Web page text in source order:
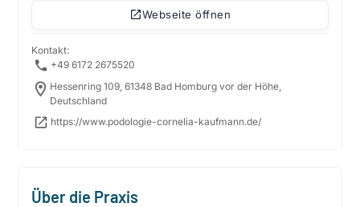
Webseite öffnen
Kontakt:
+49 6172 2675520
Hessenring 109, 61348 Bad Homburg vor der Höhe,
Deutschland
https://www.podologie-cornelia-kaufmann.de/
Über die Praxis